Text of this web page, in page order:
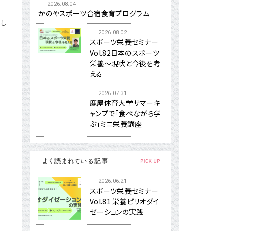
2026.08.04
かのやスポーツ合宿食育プログラム
2026.08.02
スポーツ栄養セミナー
Vol.82日本のスポーツ
栄養～現状と今後を考
える
2026.07.31
鹿屋体育大学サマーキ
ャンプで「食べながら学
ぶ」ミニ栄養講座
2026.06.21
スポーツ栄養セミナー
Vol.81 栄養ピリオダイ
ゼーションの実践